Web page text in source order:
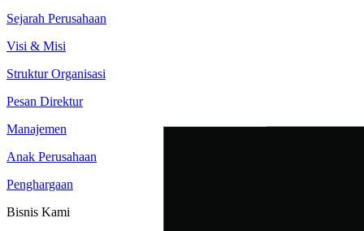
Sejarah Perusahaan
Visi & Misi
Struktur Organisasi
Pesan Direktur
Manajemen
Anak Perusahaan
Penghargaan
Bisnis Kami